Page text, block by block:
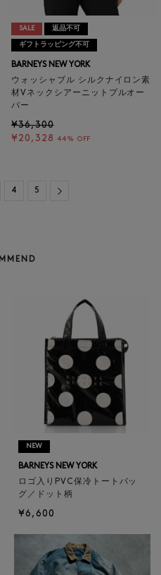
SALE 返品不可
ギフトラッピング不可
BARNEYS NEW YORK
ウォッシャブル シルクナイロン素
材Vネックシアーニットプルオー
バー
¥36,300
¥20,328 44% OFF
4 5 Next
NEW
BARNEYS NEW YORK
ロゴ入りPVC保冷トートバッ
グ／ドット柄
¥6,600